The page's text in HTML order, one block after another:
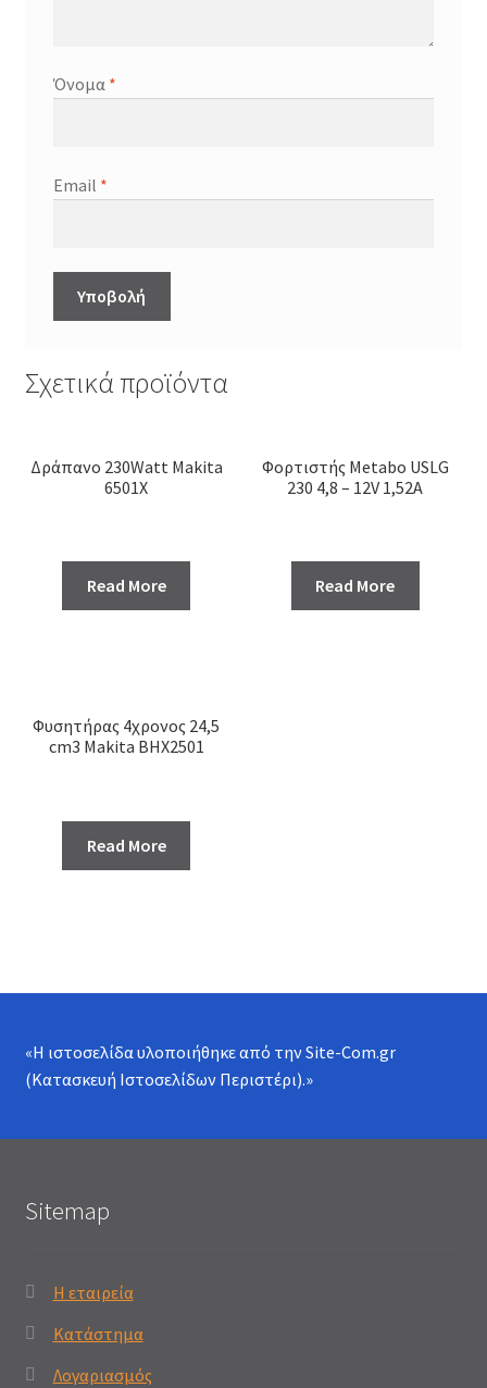
Όνομα *
Email *
Σχετικά προϊόντα
Δράπανο 230Watt Makita
6501X
Read More
Φορτιστής Metabo USLG
230 4,8 – 12V 1,52A
Read More
Φυσητήρας 4χρονος 24,5
cm3 Makita BHX2501
Read More
«Η ιστοσελίδα υλοποιήθηκε από τηνSite-Com.gr
(Κατασκευή Ιστοσελίδων Περιστέρι).»
Sitemap
Η εταιρεία
Κατάστημα
Λογαριασμός